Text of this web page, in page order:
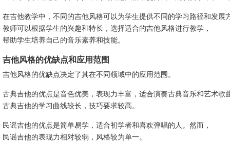
在吉他教学中，不同的吉他风格可以为学生提供不同的学习路径和发展
教师可以根据学生的兴趣和特长，选择适合的吉他风格进行教学，
帮助学生培养自己的音乐素养和技能。
吉他风格的优缺点和应用范围
吉他风格的优缺点决定了其在不同领域中的应用范围。
古典吉他的优点是音色优美，表现力丰富，适合演奏古典音乐和艺术歌
古典吉他的学习曲线较长，技巧要求较高。
民谣吉他的优点是简单易学，适合初学者和喜欢弹唱的人。然而，
民谣吉他的表现力相对较弱，风格较为单一。